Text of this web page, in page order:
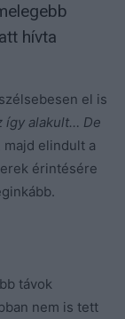
hívta
el is
így alakult… De
majd elindult a
érintésére
távok
nem is tett